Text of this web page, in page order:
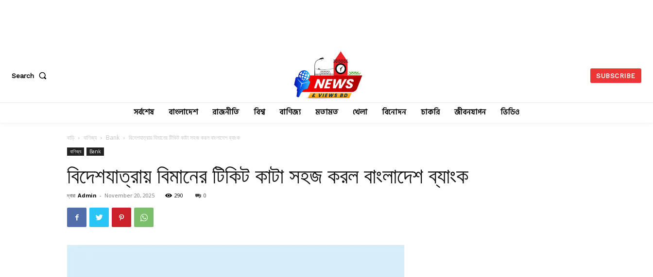
Search SUBSCRIBE
সর্বশেষ বাংলাদেশ রাজনীতি বিশ্ব বাণিজ্য মতামত খেলা বিনোদন চাকরি জীবনযাপন ভিডিও
বাড়ি বাণিজ্য Bank বিদেশযাত্রায় বিমানের টিকিট কাটা সহজ করল বাংলাদেশ ব্যাংক
বাণিজ্য Bank
বিদেশযাত্রায় বিমানের টিকিট কাটা সহজ করল বাংলাদেশ ব্যাংক
দ্বারা Admin - November 20, 2025 290 0